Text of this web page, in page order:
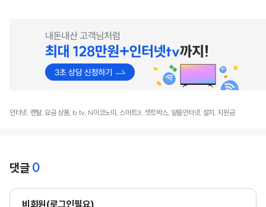
인터넷, 렌탈, 요금 상품, b tv, N미코노미, 스마트3, 셋트박스, 알뜰인터넷, 설치, 지원금
댓글 0
비회원(로그인필요)